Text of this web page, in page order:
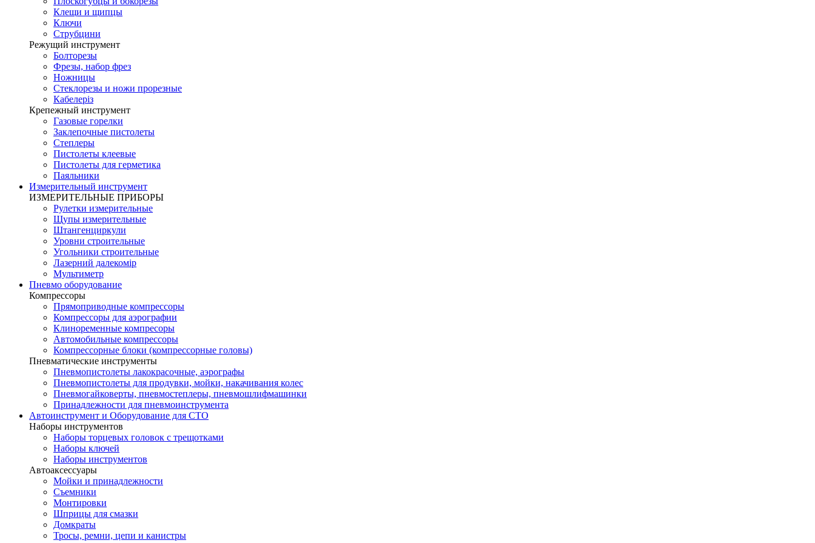
Клещи и щипцы
Ключи
Струбцини
Режущий инструмент
Болторезы
Фрезы, набор фрез
Ножницы
Стеклорезы и ножи прорезные
Кабелеріз
Крепежный инструмент
Газовые горелки
Заклепочные пистолеты
Степлеры
Пистолеты клеевые
Пистолеты для герметика
Паяльники
Измерительный инструмент
ИЗМЕРИТЕЛЬНЫЕ ПРИБОРЫ
Рулетки измерительные
Щупы измерительные
Штангенциркули
Уровни строительные
Угольники строительные
Лазерний далекомір
Мультиметр
Пневмо оборудование
Компрессоры
Прямоприводные компрессоры
Компрессоры для аэрографии
Клиноременные компресоры
Автомобильные компрессоры
Компрессорные блоки (компрессорные головы)
Пневматические инструменты
Пневмопистолеты лакокрасочные, аэрографы
Пневмопистолеты для продувки, мойки, накачивания колес
Пневмогайковерты, пневмостеплеры, пневмошлифмашинки
Принадлежности для пневмоинструмента
Автоинструмент и Оборудование для СТО
Наборы инструментов
Наборы торцевых головок c трещотками
Наборы ключей
Наборы инструментов
Автоаксессуары
Мойки и принадлежности
Съемники
Монтировки
Шприцы для смазки
Домкраты
Тросы, ремни, цепи и канистры